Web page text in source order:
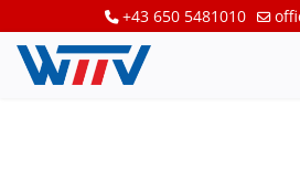
+43 650 5481010